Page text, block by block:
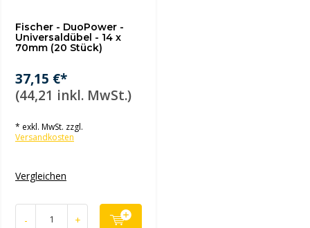
Fischer - DuoPower -
Universaldübel - 14 x
70mm (20 Stück)
37,15 €*
(44,21 inkl. MwSt.)
* exkl. MwSt. zzgl.
Versandkosten
Vergleichen
- +